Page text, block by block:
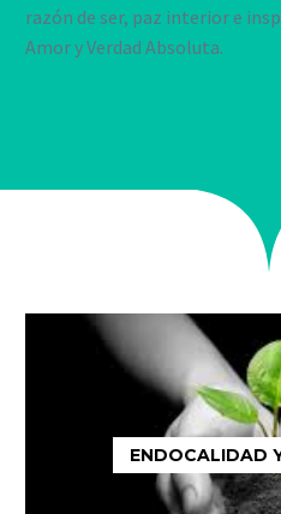
razón de ser, paz interior e
Amor y Verdad Absoluta.
ENDOCALIDAD